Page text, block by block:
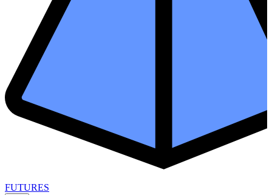
FUTURES